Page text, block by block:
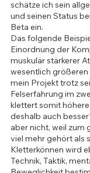
schätze ich sein
und seinen Status
Beta ein.
Das folgende
Einordnung der
muskulär stärkerer
wesentlich
mein Projekt trotz
Felserfahrung im
klettert somit
deshalb auch
aber nicht, weil zum
viel mehr gehört als
Kletterkönnen wird
Technik, Taktik,